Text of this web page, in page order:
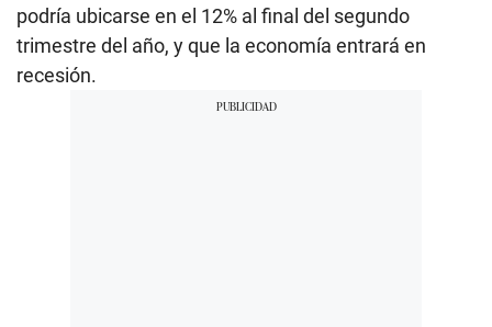
podría ubicarse en el 12% al final del segundo
trimestre del año, y que la economía entrará en
recesión.